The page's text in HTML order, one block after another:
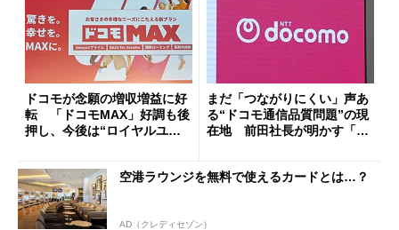
ドコモが念願の増収増益に好
転 「ドコモMAX」好調も後
押し、今後は“ロイヤルユー
まだ「つながりにくい」声あ
る“ドコモ通信品質問題”の現
在地 前田社長が明かす「道
空港ラウンジを無料で使えるカードとは…？
AD（クレディセゾン）